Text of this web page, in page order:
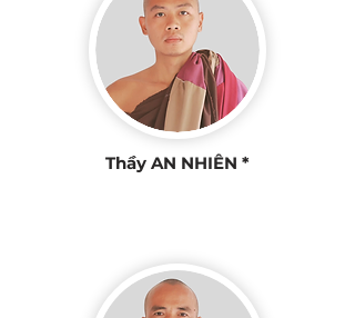
Thầy AN NHIÊN *